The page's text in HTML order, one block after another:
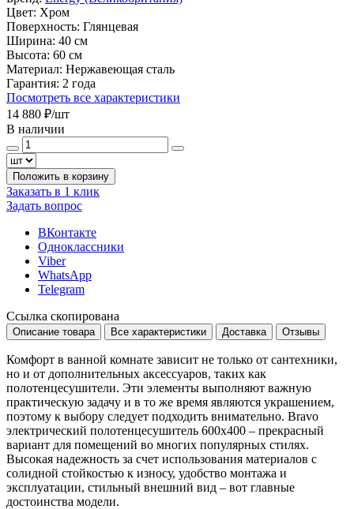
Цвет: Хром
Поверхность: Глянцевая
Ширина: 40 см
Высота: 60 см
Материал: Нержавеющая сталь
Гарантия: 2 года
Посмотреть все характеристики
14 880 ₽/шт
В наличии
Положить в корзину
Заказать в 1 клик
Задать вопрос
ВКонтакте
Одноклассники
Viber
WhatsApp
Telegram
Ссылка скопирована
Описание товара Все характеристики Доставка Отзывы
Комфорт в ванной комнате зависит не только от сантехники,
но и от дополнительных аксессуаров, таких как
полотенцесушители. Эти элементы выполняют важную
практическую задачу и в то же время являются украшением,
поэтому к выбору следует подходить внимательно. Bravo
электрический полотенцесушитель 600x400 – прекрасный
вариант для помещений во многих популярных стилях.
Высокая надежность за счет использования материалов с
солидной стойкостью к износу, удобство монтажа и
эксплуатации, стильный внешний вид – вот главные
достоинства модели.